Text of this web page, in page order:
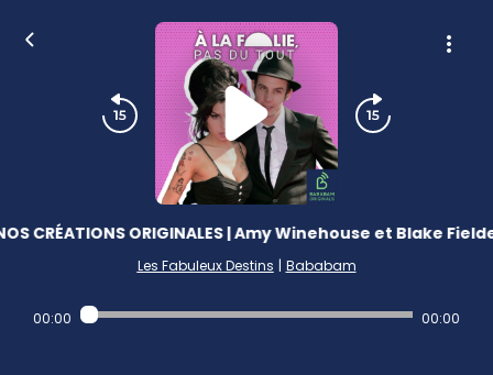
CRÉATIONS ORIGINALES | Amy Winehouse et Blake
Les Fabuleux Destins | Bababam
00:00 00:00